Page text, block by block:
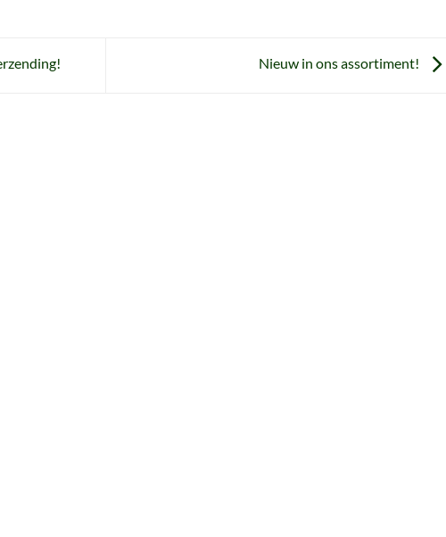
Nieuw in ons assortiment!